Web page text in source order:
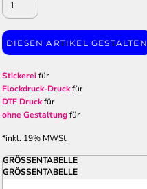
DIESEN ARTIKEL GESTALTEN
Stickereifür
Flockdruck-Druckfür
DTF Druckfür
ohne Gestaltungfür
*inkl. 19% MWSt.
GRÖSSENTABELLE
GRÖSSENTABELLE